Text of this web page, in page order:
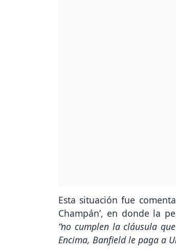
Esta situación fue
Champán’, en donde la
“no cumplen la cláusula
Encima, Banfield le paga a